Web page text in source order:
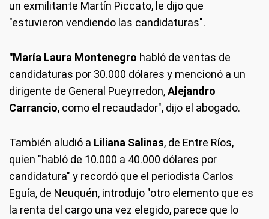
un exmilitante Martín Piccato, le dijo que
"estuvieron vendiendo las candidaturas".
"María Laura Montenegro habló de ventas de
candidaturas por 30.000 dólares y mencionó a un
dirigente de General Pueyrredon,Alejandro
Carrancio, como el recaudador", dijo el abogado.
También aludió a Liliana Salinas, de Entre Ríos,
quien "habló de 10.000 a 40.000 dólares por
candidatura" y recordó que el periodista Carlos
Eguía, de Neuquén, introdujo "otro elemento que es
la renta del cargo una vez elegido, parece que lo